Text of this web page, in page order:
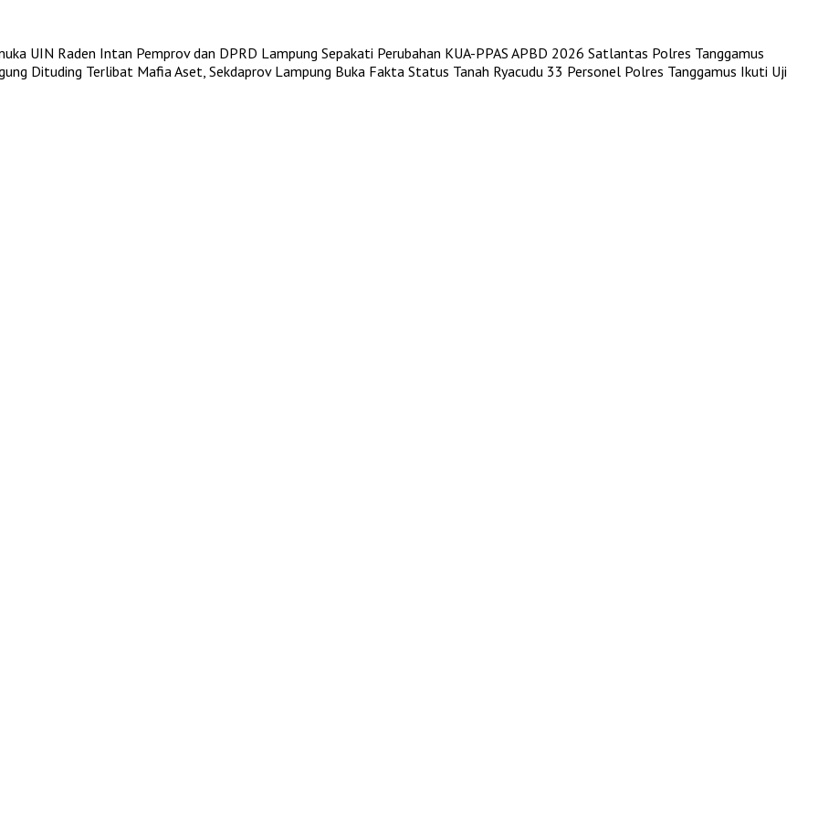
UIN Raden Intan Pemprov dan DPRD Lampung Sepakati Perubahan KUA-PPAS APBD 2026 Satlantas Polres Tanggamus
Dituding Terlibat Mafia Aset, Sekdaprov Lampung Buka Fakta Status Tanah Ryacudu 33 Personel Polres Tanggamus Ikuti Uji